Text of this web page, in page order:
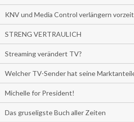
KNV und Media Control verlängern
STRENG VERTRAULICH
Streaming verändert TV?
Welcher TV-Sender hat seine
Michelle for President!
Das gruseligste Buch aller Zeiten